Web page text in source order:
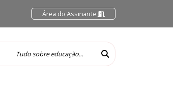
Área do Assinante